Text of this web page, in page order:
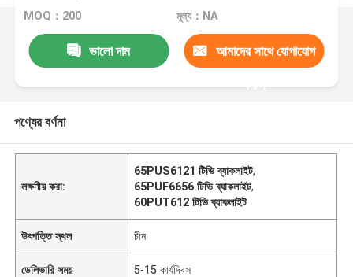
60PUF6061 60PUT612 65PUS6121 TPT65
MOQ：200 মূল্য：NA
ভালো দাম আমাদের সাথে যোগাযোগ
করুন
পণ্যের বর্ণনা
লক্ষণীয় করা:
65PUS6121 টিভি ব্যাকলাইট,
65PUF6656 টিভি ব্যাকলাইট,
60PUT612 টিভি ব্যাকলাইট
উৎপত্তি স্থল চীন
ডেলিভারি সময় 5-15 কার্যদিবস